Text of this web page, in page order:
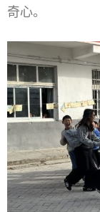
奇心。